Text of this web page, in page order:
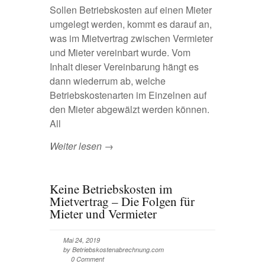
Sollen Betriebskosten auf einen Mieter
umgelegt werden, kommt es darauf an,
was im Mietvertrag zwischen Vermieter
und Mieter vereinbart wurde. Vom
Inhalt dieser Vereinbarung hängt es
dann wiederrum ab, welche
Betriebskostenarten im Einzelnen auf
den Mieter abgewälzt werden können.
All
Weiter lesen →
Keine Betriebskosten im
Mietvertrag – Die Folgen für
Mieter und Vermieter
Mai 24, 2019
by Betriebskostenabrechnung.com
0 Comment